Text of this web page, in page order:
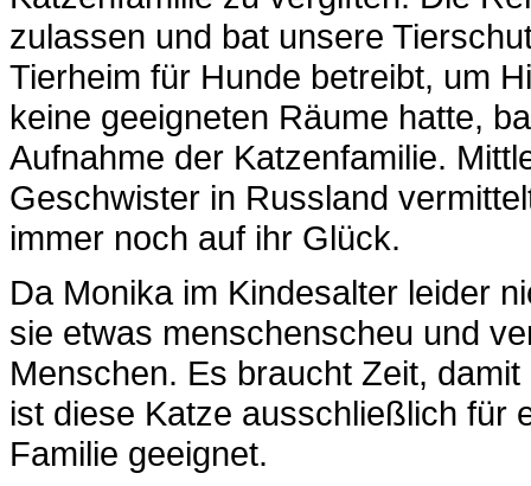
zulassen und bat unsere
Tierheim für Hunde betreibt, um
keine geeigneten Räume hatte,
Aufnahme der Katzenfamilie.
Geschwister in Russland
immer noch auf ihr Glück.
Da Monika im Kindesalter leider
sie etwas menschenscheu und
Menschen. Es braucht Zeit,
ist diese Katze ausschließlich für
Familie geeignet.